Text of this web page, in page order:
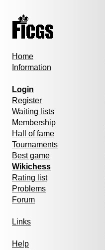
Home
Information
Login
Register
Waiting lists
Membership
Hall of fame
Tournaments
Best game
Wikichess
Rating list
Problems
Forum
Links
Help